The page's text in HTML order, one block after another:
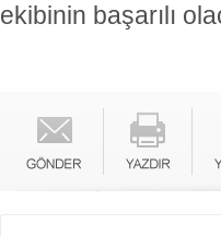
ekibinin başarılı